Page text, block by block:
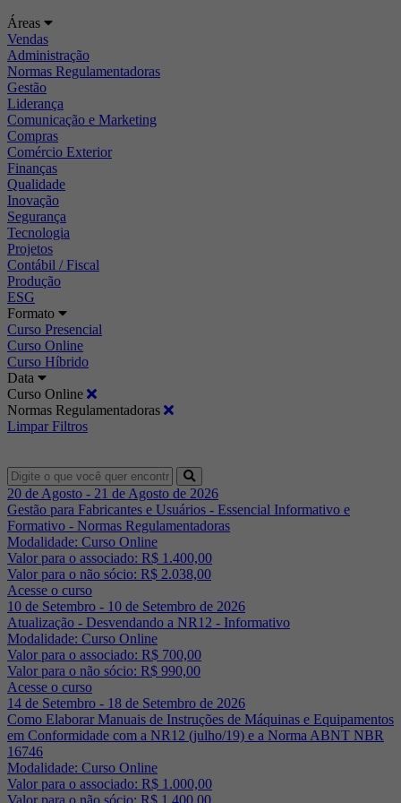
Áreas
Vendas
Administração
Normas Regulamentadoras
Gestão
Liderança
Comunicação e Marketing
Compras
Comércio Exterior
Finanças
Qualidade
Inovação
Segurança
Tecnologia
Projetos
Contábil / Fiscal
Produção
ESG
Formato
Curso Presencial
Curso Online
Curso Híbrido
Data
Curso Online
Normas Regulamentadoras
Limpar Filtros
20 de Agosto - 21 de Agosto de 2026
Gestão para Fabricantes e Usuários - Essencial Informativo e
Formativo - Normas Regulamentadoras
Modalidade: Curso Online
Valor para o associado: R$ 1.400,00
Valor para o não sócio: R$ 2.038,00
Acesse o curso
10 de Setembro - 10 de Setembro de 2026
Atualização - Desvendando a NR12 - Informativo
Modalidade: Curso Online
Valor para o associado: R$ 700,00
Valor para o não sócio: R$ 990,00
Acesse o curso
14 de Setembro - 18 de Setembro de 2026
Como Elaborar Manuais de Instruções de Máquinas e Equipamentos
em Conformidade com a NR12 (julho/19) e a Norma ABNT NBR
16746
Modalidade: Curso Online
Valor para o associado: R$ 1.000,00
Valor para o não sócio: R$ 1.400,00